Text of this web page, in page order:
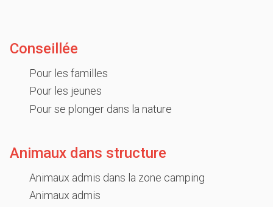
Conseillée
Pour les familles
Pour les jeunes
Pour se plonger dans la nature
Animaux dans structure
Animaux admis dans la zone camping
Animaux admis